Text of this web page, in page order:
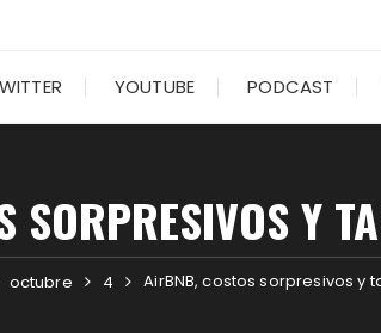
YOUTUBE PODCAST
SORPRESIVOS Y
octubre 4 AirBNB, costos sorpresivos y